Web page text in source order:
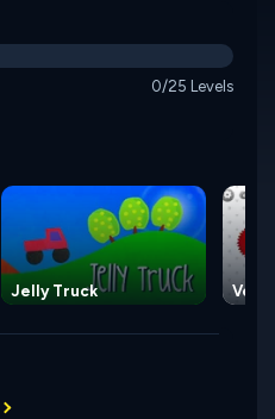
0/25 Levels
Jelly Truck Vex